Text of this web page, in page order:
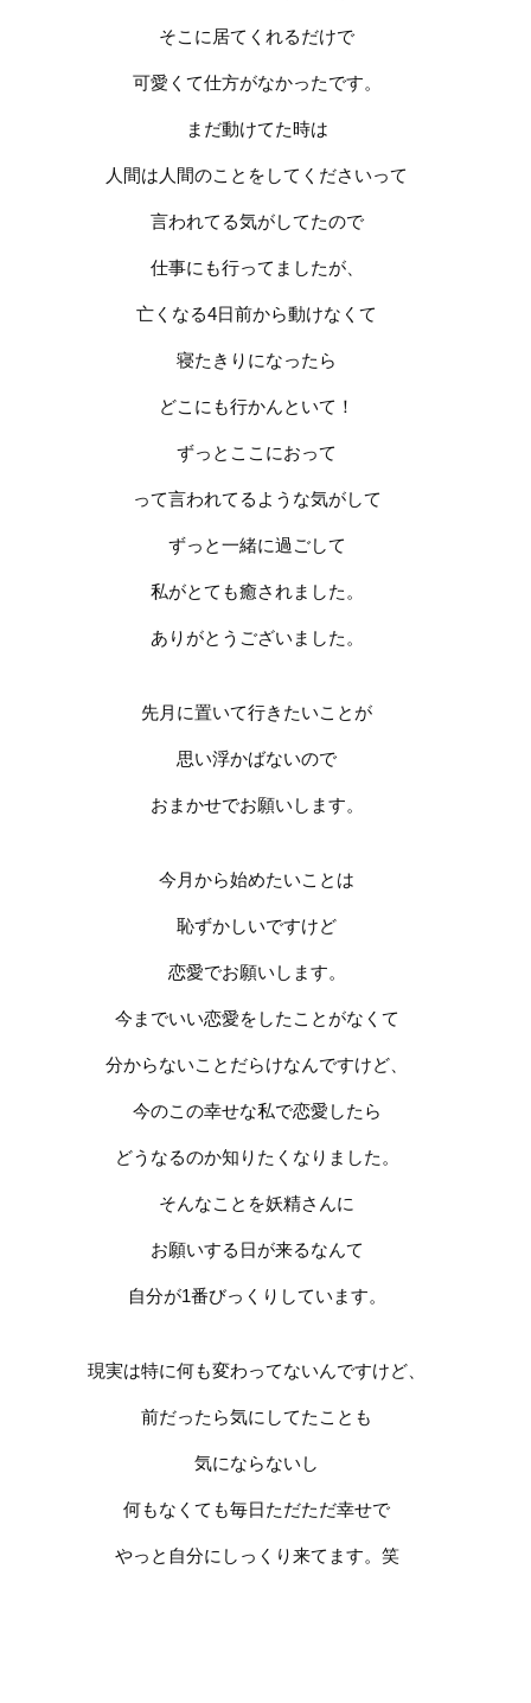
そこに居てくれるだけで
可愛くて仕方がなかったです。
まだ動けてた時は
人間は人間のことをしてくださいって
言われてる気がしてたので
仕事にも行ってましたが、
亡くなる4日前から動けなくて
寝たきりになったら
どこにも行かんといて！
ずっとここにおって
って言われてるような気がして
ずっと一緒に過ごして
私がとても癒されました。
ありがとうございました。
先月に置いて行きたいことが
思い浮かばないので
おまかせでお願いします。
今月から始めたいことは
恥ずかしいですけど
恋愛でお願いします。
今までいい恋愛をしたことがなくて
分からないことだらけなんですけど、
今のこの幸せな私で恋愛したら
どうなるのか知りたくなりました。
そんなことを妖精さんに
お願いする日が来るなんて
自分が1番びっくりしています。
現実は特に何も変わってないんですけど、
前だったら気にしてたことも
気にならないし
何もなくても毎日ただただ幸せで
やっと自分にしっくり来てます。笑